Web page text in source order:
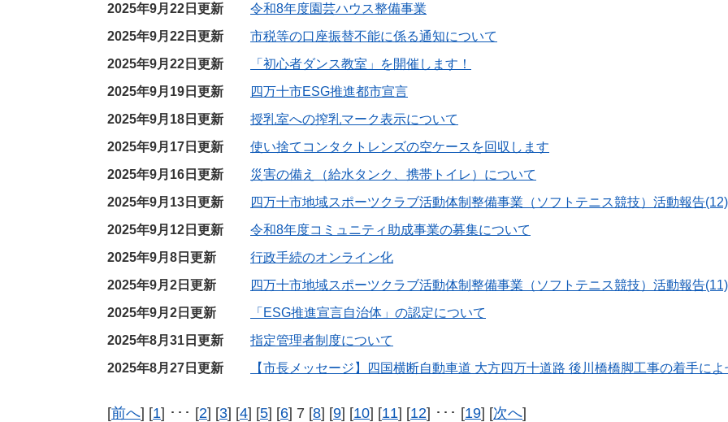
2025年9月22日更新
令和8年度園芸ハウス整備事業
2025年9月22日更新
市税等の口座振替不能に係る通知について
2025年9月22日更新
「初心者ダンス教室」を開催します！
2025年9月19日更新
四万十市ESG推進都市宣言
2025年9月18日更新
授乳室への搾乳マーク表示について
2025年9月17日更新
使い捨てコンタクトレンズの空ケースを回収します
2025年9月16日更新
災害の備え（給水タンク、携帯トイレ）について
2025年9月13日更新
四万十市地域スポーツクラブ活動体制整備事業（ソフトテニス競技）活動報告
2025年9月12日更新
令和8年度コミュニティ助成事業の募集について
2025年9月8日更新
行政手続のオンライン化
2025年9月2日更新
四万十市地域スポーツクラブ活動体制整備事業（ソフトテニス競技）活動報告
2025年9月2日更新
「ESG推進宣言自治体」の認定について
2025年8月31日更新
指定管理者制度について
2025年8月27日更新
【市長メッセージ】四国横断自動車道 大方四万十道路 後川橋橋脚工事の着手によ
[前へ] [1] ･･･ [2] [3] [4] [5] [6] 7 [8] [9] [10] [11] [12] ･･･ [19] [次へ]